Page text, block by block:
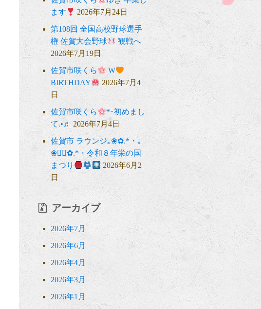
ます
2026年7月24日
第108回 全国高校野球選手
権 佐賀大会野球
観戦へ
2026年7月19日
佐賀市咲くら
W
BIRTHDAY
2026年7月4
日
佐賀市咲くら
*･初めまし
て.•♬ 2026年7月4日
佐賀市 ラウンジ｡❀✿.*・｡
❀❁⃘✿.*・令和８年栄の国
まつり
2026年6月2
日
アーカイブ
2026年7月
2026年6月
2026年4月
2026年3月
2026年1月